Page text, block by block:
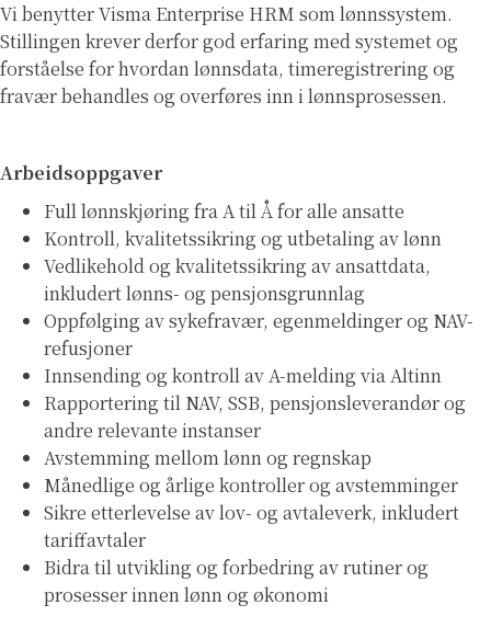
Vi benytter Visma Enterprise HRM som lønnssystem.
Stillingen krever derfor god erfaring med systemet og
forståelse for hvordan lønnsdata, timeregistrering og
fravær behandles og overføres inn i lønnsprosessen.
Arbeidsoppgaver
Full lønnskjøring fra A til Å for alle ansatte
Kontroll, kvalitetssikring og utbetaling av lønn
Vedlikehold og kvalitetssikring av ansattdata,
inkludert lønns- og pensjonsgrunnlag
Oppfølging av sykefravær, egenmeldinger og NAV-
refusjoner
Innsending og kontroll av A-melding via Altinn
Rapportering til NAV, SSB, pensjonsleverandør og
andre relevante instanser
Avstemming mellom lønn og regnskap
Månedlige og årlige kontroller og avstemminger
Sikre etterlevelse av lov- og avtaleverk, inkludert
tariffavtaler
Bidra til utvikling og forbedring av rutiner og
prosesser innen lønn og økonomi